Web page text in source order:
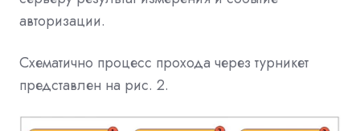
авторизации.
Схематично процесс прохода через турникет
представлен на рис. 2.